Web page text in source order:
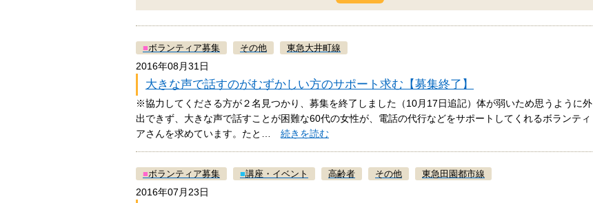
■ボランティア募集 その他 東急大井町線
2016年08月31日
大きな声で話すのがむずかしい方のサポート求む【募集終了】
※協力してくださる方が２名見つかり、募集を終了しました（10月17日追記）体が弱いため思うように外
出できず、大きな声で話すことが困難な60代の女性が、電話の代行などをサポートしてくれるボランティ
アさんを求めています。たと… 続きを読む
■ボランティア募集 ■講座・イベント 高齢者 その他 東急田園都市線
2016年07月23日